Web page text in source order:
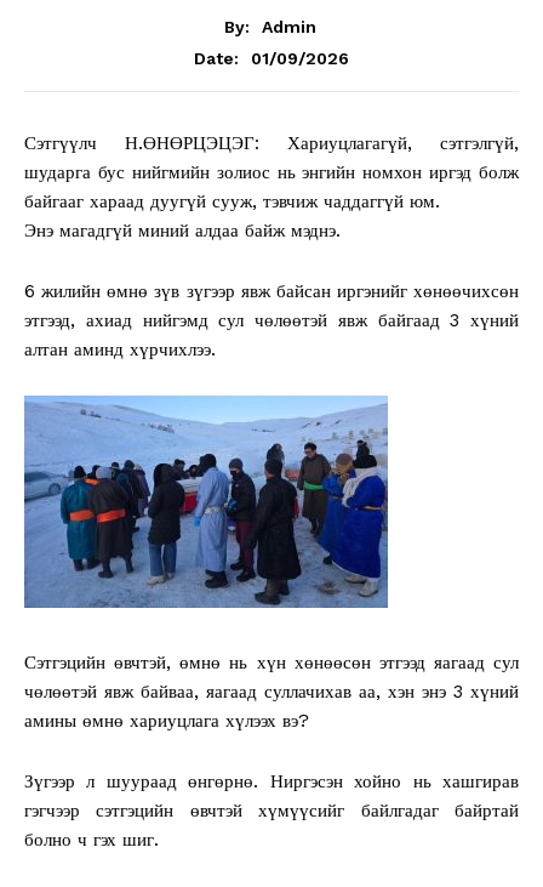
By:
Admin
Date:
01/09/2026
Сэтгүүлч Н.ӨНӨРЦЭЦЭГ: Хариуцлагагүй, сэтгэлгүй,
шударга бус нийгмийн золиос нь энгийн номхон иргэд болж
байгааг хараад дуугүй сууж, тэвчиж чаддаггүй юм.
Энэ магадгүй миний алдаа байж мэднэ.
6 жилийн өмнө зүв зүгээр явж байсан иргэнийг хөнөөчихсөн
этгээд, ахиад нийгэмд сул чөлөөтэй явж байгаад 3 хүний
алтан аминд хүрчихлээ.
Сэтгэцийн өвчтэй, өмнө нь хүн хөнөөсөн этгээд яагаад сул
чөлөөтэй явж байваа, яагаад суллачихав аа, хэн энэ 3 хүний
амины өмнө хариуцлага хүлээх вэ?
Зүгээр л шуураад өнгөрнө. Ниргэсэн хойно нь хашгирав
гэгчээр сэтгэцийн өвчтэй хүмүүсийг байлгадаг байртай
болно ч гэх шиг.